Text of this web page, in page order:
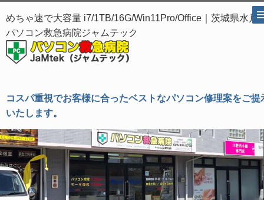
めちゃ速で大容量 i7/1TB/16G/Win11Pro/Office｜茨城県水戸
パソコン救急病院ジャムテック
コスパ重視でお客様に合ったベストなパソコン修理案をご提
いたします。